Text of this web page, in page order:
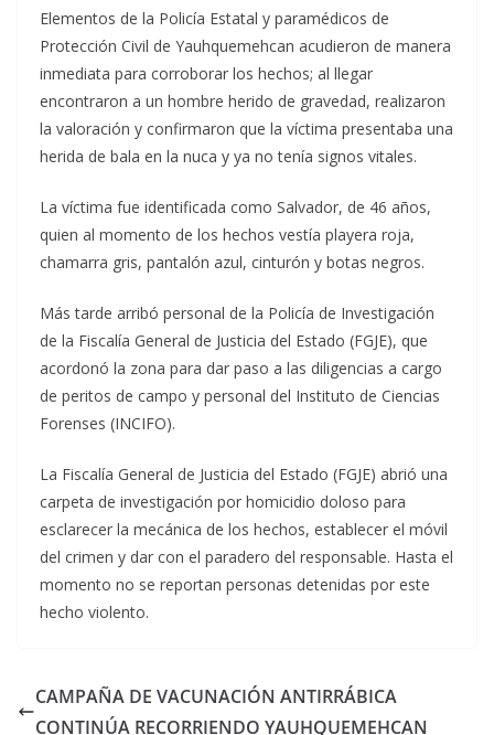
Elementos de la Policía Estatal y paramédicos de
Protección Civil de Yauhquemehcan acudieron de manera
inmediata para corroborar los hechos; al llegar
encontraron a un hombre herido de gravedad, realizaron
la valoración y confirmaron que la víctima presentaba una
herida de bala en la nuca y ya no tenía signos vitales.
La víctima fue identificada como Salvador, de 46 años,
quien al momento de los hechos vestía playera roja,
chamarra gris, pantalón azul, cinturón y botas negros.
Más tarde arribó personal de la Policía de Investigación
de la Fiscalía General de Justicia del Estado (FGJE), que
acordonó la zona para dar paso a las diligencias a cargo
de peritos de campo y personal del Instituto de Ciencias
Forenses (INCIFO).
La Fiscalía General de Justicia del Estado (FGJE) abrió una
carpeta de investigación por homicidio doloso para
esclarecer la mecánica de los hechos, establecer el móvil
del crimen y dar con el paradero del responsable. Hasta el
momento no se reportan personas detenidas por este
hecho violento.
CAMPAÑA DE VACUNACIÓN ANTIRRÁBICA
CONTINÚA RECORRIENDO YAUHQUEMEHCAN